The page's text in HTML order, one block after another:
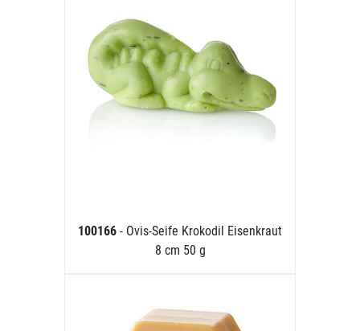
100166 - Ovis-Seife Krokodil Eisenkraut
8 cm 50 g